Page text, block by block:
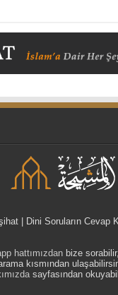
| Dini Soruların Cevap
hattımızdanbize
kısmından
sayfasından